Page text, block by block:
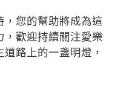
，您的幫助將成為這
，歡迎持續關注愛樂
路上的一盞明燈，